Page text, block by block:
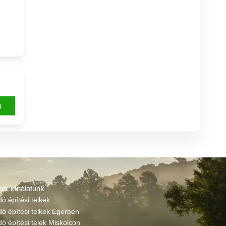
kínálatunk
építési telkek
építési telkek Egerben
építési telek Miskolcon